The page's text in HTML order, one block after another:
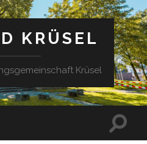
KRÜSEL
Krüsel